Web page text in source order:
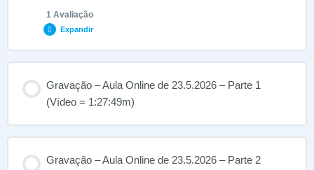
Quiz – Workshop – Sustentação do Campo
1 Avaliação
Expandir
Gravação – Aula Online de 23.5.2026 – Parte 1
(Vídeo = 1:27:49m)
Gravação – Aula Online de 23.5.2026 – Parte 2